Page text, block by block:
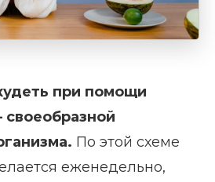
при помощи
своеобразной
По этой схеме
еженедельно,